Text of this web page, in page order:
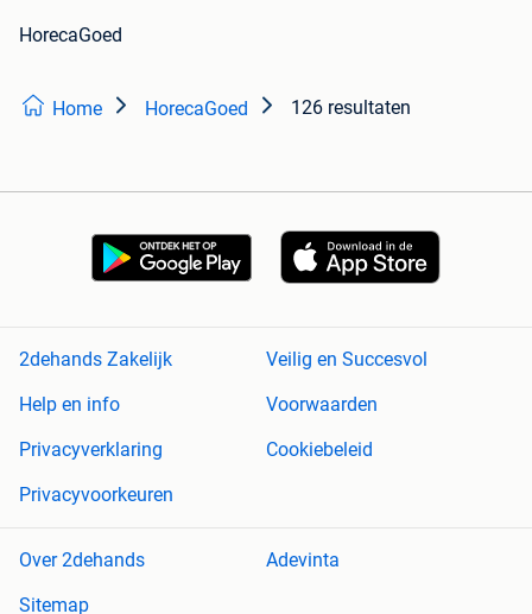
HorecaGoed
Home HorecaGoed 126 resultaten
2dehands Zakelijk
Veilig en Succesvol
Help en info
Voorwaarden
Privacyverklaring
Cookiebeleid
Privacyvoorkeuren
Over 2dehands
Adevinta
Sitemap